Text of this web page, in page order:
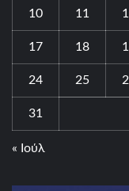
10 11
17 18
24 25
31
« Ιούλ